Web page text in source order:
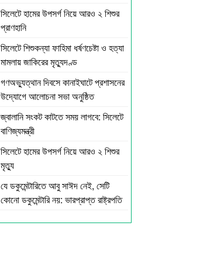
সিলেটে হামের উপসর্গ নিয়ে আরও ২ শিশুর
প্রাণহানি
সিলেটে শিশুকন্যা ফাহিমা ধর্ষণচেষ্টা ও হত্যা
মামলায় জাকিরের মৃত্যুদণ্ড
গণঅভ্যুত্থান দিবসে কানাইঘাটে প্রশাসনের
উদ্যোগে আলোচনা সভা অনুষ্ঠিত
জ্বালানি সংকট কাটতে সময় লাগবে: সিলেটে
বাণিজ্যমন্ত্রী
সিলেটে হামের উপসর্গ নিয়ে আরও ২ শিশুর
মৃত্যু
যে ডকুমেন্টারিতে আবু সাঈদ নেই, সেটি
কোনো ডকুমেন্টারি নয়: ভারপ্রাপ্ত রাষ্ট্রপতি